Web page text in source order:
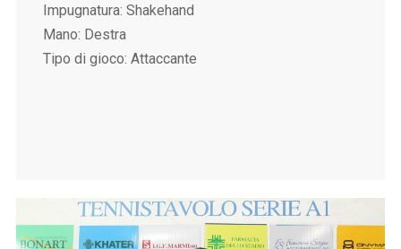
Impugnatura: Shakehand
Mano: Destra
Tipo di gioco: Attaccante